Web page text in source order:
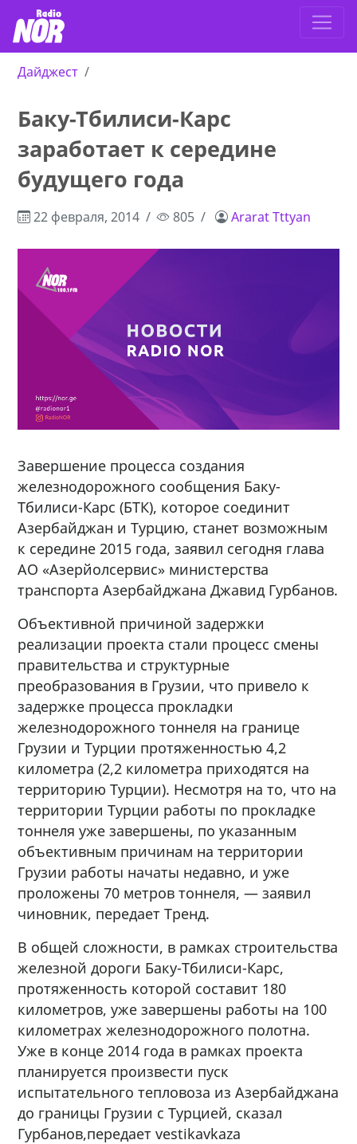
Дайджест
Баку-Тбилиси-Карс
заработает к середине
будущего года
22 февраля, 2014 805 Ararat Tttyan
Завершение процесса создания
железнодорожного сообщения Баку-
Тбилиси-Карс (БТК), которое соединит
Азербайджан и Турцию, станет возможным
к середине 2015 года, заявил сегодня глава
АО «Азерйолсервис» министерства
транспорта Азербайджана Джавид Гурбанов.
Объективной причиной задержки
реализации проекта стали процесс смены
правительства и структурные
преобразования в Грузии, что привело к
задержке процесса прокладки
железнодорожного тоннеля на границе
Грузии и Турции протяженностью 4,2
километра (2,2 километра приходятся на
территорию Турции). Несмотря на то, что на
территории Турции работы по прокладке
тоннеля уже завершены, по указанным
объективным причинам на территории
Грузии работы начаты недавно, и уже
проложены 70 метров тоннеля, — заявил
чиновник, передает Тренд.
В общей сложности, в рамках строительства
железной дороги Баку-Тбилиси-Карс,
протяженность которой составит 180
километров, уже завершены работы на 100
километрах железнодорожного полотна.
Уже в конце 2014 года в рамках проекта
планируется произвести пуск
испытательного тепловоза из Азербайджана
до границы Грузии с Турцией, сказал
Гурбанов,передает vestikavkaza